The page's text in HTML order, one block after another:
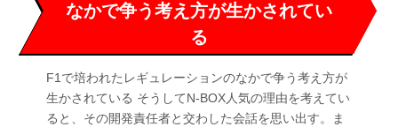
なかで争う考え方が生かされてい
る
F1で培われたレギュレーションのなかで争う考え方が
生かされている そうしてN-BOX人気の理由を考えてい
ると、その開発責任者と交わした会話を思い出す。ま